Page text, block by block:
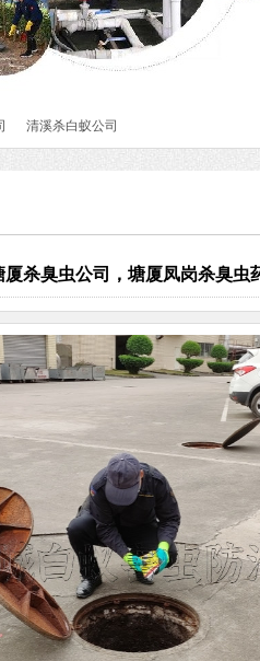
清溪杀白蚁公司
厦杀臭虫公司，塘厦凤岗杀臭虫